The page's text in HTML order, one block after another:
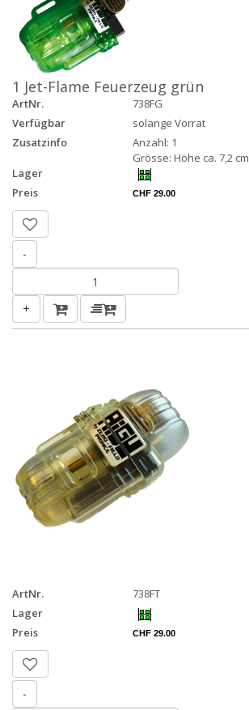
1 Jet-Flame Feuerzeug grün
ArtNr.
738FG
Verfügbar
solange Vorrat
Zusatzinfo
Anzahl: 1
Grösse: Höhe ca. 7,2 cm
Lager
Preis
CHF 29.00
-
+
ArtNr.
738FT
Lager
Preis
CHF 29.00
-